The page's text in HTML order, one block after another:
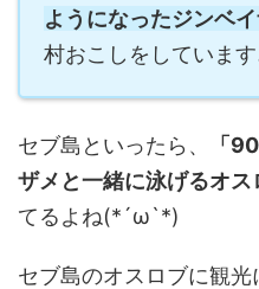
ようになったジンベ
村おこしをしています
セブ島といったら、
「
ザメと一緒に泳げるオス
てるよね(*´ω`*)
セブ島のオスロブに観光